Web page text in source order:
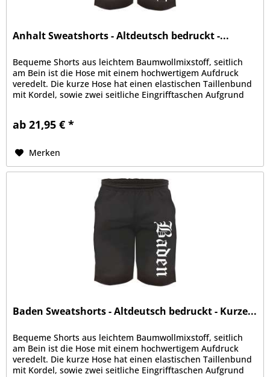
Anhalt Sweatshorts - Altdeutsch bedruckt -...
Bequeme Shorts aus leichtem Baumwollmixstoff, seitlich
am Bein ist die Hose mit einem hochwertigem Aufdruck
veredelt. Die kurze Hose hat einen elastischen Taillenbund
mit Kordel, sowie zwei seitliche Eingrifftaschen Aufgrund
ab 21,95 € *
Merken
Baden Sweatshorts - Altdeutsch bedruckt - Kurze...
Bequeme Shorts aus leichtem Baumwollmixstoff, seitlich
am Bein ist die Hose mit einem hochwertigem Aufdruck
veredelt. Die kurze Hose hat einen elastischen Taillenbund
mit Kordel, sowie zwei seitliche Eingrifftaschen Aufgrund